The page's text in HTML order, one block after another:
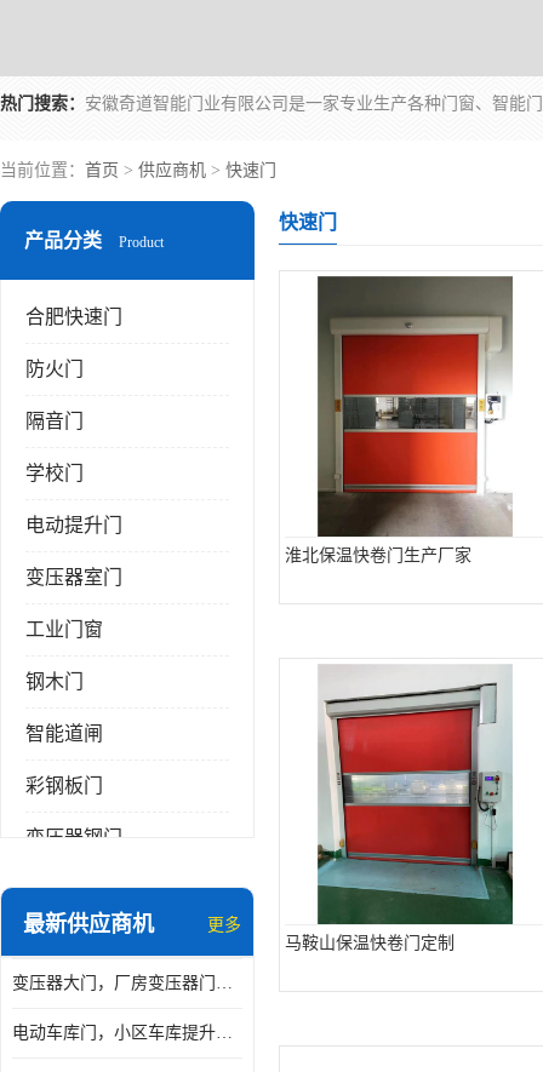
热门搜索：
当前位置： 首页 > 供应商机 > 快速门
产品分类 Product
合肥快速门
防火门
隔音门
学校门
电动提升门
变压器室门
工业门窗
钢木门
智能道闸
彩钢板门
变压器钢门
非标门
抗爆门
快速门
最新供应商机 更多
变压器大门，厂房变压器门，配电所钢大门，变压器室钢大门
电动车库门，小区车库提升门，安徽提升门厂家，工业滑升门
快速门
淮北保温快卷门生产厂家
马鞍山保温快卷门定制